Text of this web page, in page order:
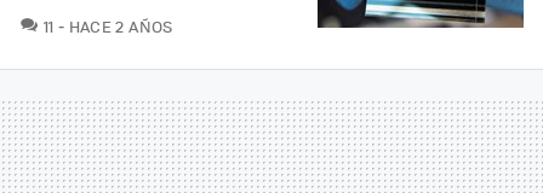
11 COMENTARIOS
HACE 2 AÑOS